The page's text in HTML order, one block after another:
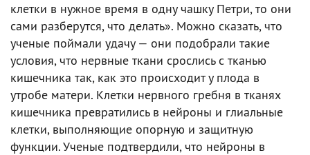
клетки в нужное время в одну чашку Петри, то они
сами разберутся, что делать». Можно сказать, что
ученые поймали удачу — они подобрали такие
условия, что нервные ткани срослись с тканью
кишечника так, как это происходит у плода в
утробе матери. Клетки нервного гребня в тканях
кишечника превратились в нейроны и глиальные
клетки, выполняющие опорную и защитную
функции. Ученые подтвердили, что нейроны в